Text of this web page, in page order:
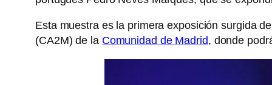
Esta muestra es la primera exposición surgida
(CA2M) de la Comunidad de Madrid, donde